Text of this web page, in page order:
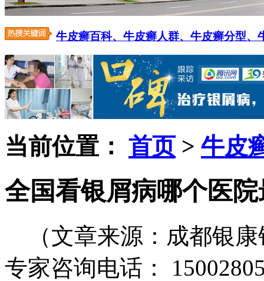
牛皮癣百科、 牛皮癣人群、 牛皮癣分型、
当前位置： 首页> 牛皮
全国看银屑病哪个医
（文章来源：成都银
专家咨询电话：